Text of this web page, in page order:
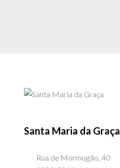
Santa Maria da Graça
Rua de Mormugão, 40